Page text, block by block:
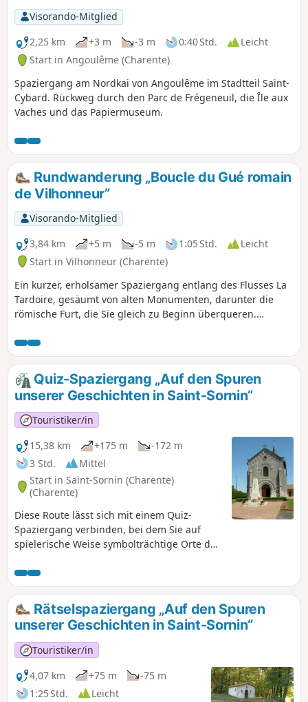
Visorando-Mitglied
2,25 km
+3 m -3 m 0:40 Std.
Leicht
Start in Angoulême (Charente)
Spaziergang am Nordkai von Angoulême im Stadtteil Saint-
Cybard. Rückweg durch den Parc de Frégeneuil, die Île aux
Vaches und das Papiermuseum.
Rundwanderung „Boucle du Gué romain
de Vilhonneur”
Visorando-Mitglied
3,84 km
+5 m -5 m 1:05 Std.
Leicht
Start in Vilhonneur (Charente)
Ein kurzer, erholsamer Spaziergang entlang des Flusses La
Tardoire, gesäumt von alten Monumenten, darunter die
römische Furt, die Sie gleich zu Beginn überqueren.
Quiz-Spaziergang „Auf den Spuren
unserer Geschichten in Saint-Sornin“
Touristiker/in
15,38 km
+175 m
-172 m
3 Std.
Mittel
Start in Saint-Sornin (Charente)
(Charente)
Diese Route lässt sich mit einem Quiz-
Spaziergang verbinden, bei dem Sie auf
spielerische Weise symbolträchtige Orte der
Geschichte und ihr Kulturerbe entdecken
können. Suchen Sie das Plakat „Au fil de nos
histoires“ auf dem Parkplatz der Sporthalle
und scannen Sie den QR-Code, um das Spiel
zu starten (kostenlos, keine Anmeldung,
keine App zum Herunterladen).
Rätselspaziergang „Auf den Spuren
unserer Geschichten in Saint-Sornin“
Touristiker/in
4,07 km
+75 m
-75 m
1:25 Std.
Leicht